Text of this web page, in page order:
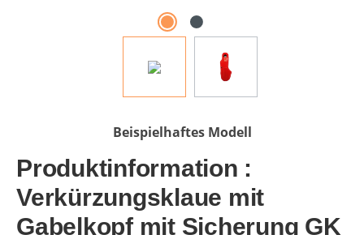
Beispielhaftes Modell
Produktinformation :
Verkürzungsklaue mit
Gabelkopf mit Sicherung GK